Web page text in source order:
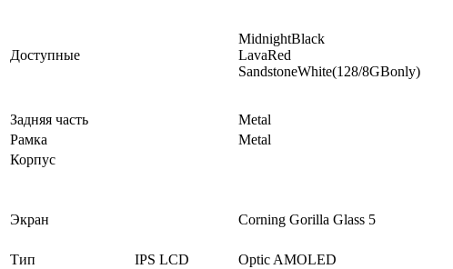
Доступные
MidnightBlack
LavaRed
SandstoneWhite(128/8GBonly)
Задняя часть
Metal
Рамка
Metal
Корпус
Экран
Corning Gorilla Glass 5
Тип
IPS LCD Optic AMOLED